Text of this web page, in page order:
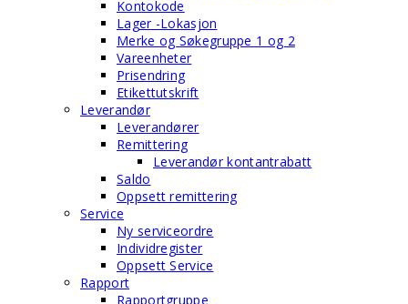
Kontokode
Lager -Lokasjon
Merke og Søkegruppe 1 og 2
Vareenheter
Prisendring
Etikettutskrift
Leverandør
Leverandører
Remittering
Leverandør kontantrabatt
Saldo
Oppsett remittering
Service
Ny serviceordre
Individregister
Oppsett Service
Rapport
Rapportgruppe